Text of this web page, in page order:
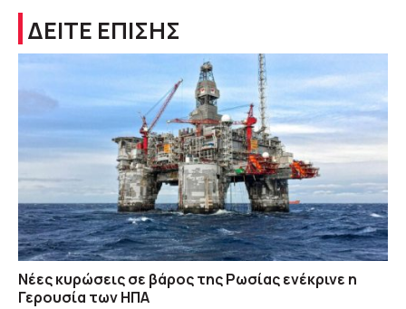
ΔΕΙΤΕ ΕΠΙΣΗΣ
Νέες κυρώσεις σε βάρος της Ρωσίας ενέκρινε η
Γερουσία των ΗΠΑ